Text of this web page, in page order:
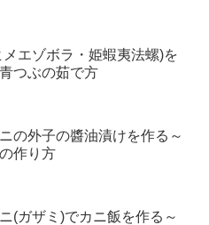
メエゾボラ・姫蝦夷法螺)を
つぶの茹で方
の外子の醬油漬けを作る～
作り方
(ガザミ)でカニ飯を作る～